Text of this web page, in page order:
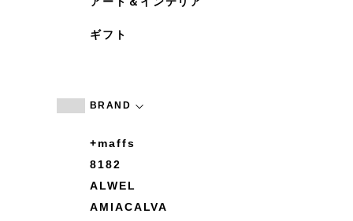
ギフト
BRAND
+maffs
8182
ALWEL
AMIACALVA